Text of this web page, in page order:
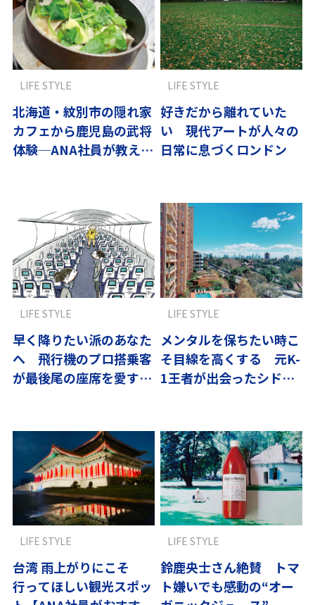
北海道・紋別市の隠れ家
カフェから鹿児島の武将
体験─ANA社員が教える
LIFE STYLE
好きだから離れていた
い 現代アートが人々の
日常に息づくロンドン
LIFE STYLE
早く降りたい派のあなた
へ 飛行機のプロ搭乗客
が最後尾の座席を愛する
LIFE STYLE
メンタルを保ちたい時こ
そ目線を高くする 元K-
1王者が出会ったシド
LIFE STYLE
台湾 雨上がりにこそ
行ってほしい観光スポッ
LIFE STYLE
鈴鹿央士さん絶賛 トマ
ト嫌いでも感動の“オー
LIFE STYLE